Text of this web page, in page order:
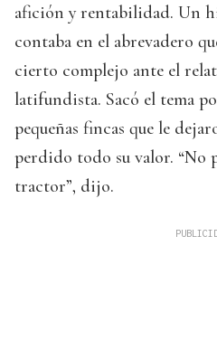
afición y rentabilidad. Un
contaba en el abrevadero
cierto complejo ante el
latifundista. Sacó el tema
pequeñas fincas que le
perdido todo su valor. “No
tractor”, dijo.